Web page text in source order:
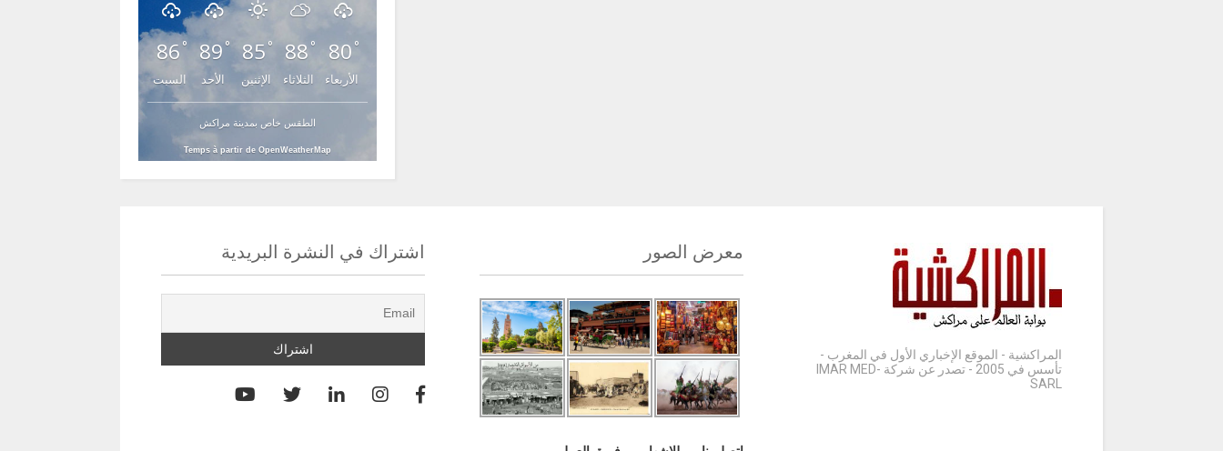
86 °
السبت
89 °
الأحد
85 °
الإثنين
88 °
الثلاثاء
80 °
الأربعاء
الطقس خاص بمدينة مراكش
Temps à partir de OpenWeatherMap
المراكشية - الموقع الإخباري الأول في المغرب -
تأسس في 2005 - تصدر عن شركة IMAR MED-
SARL
معرض الصور اشتراك في النشرة البريدية